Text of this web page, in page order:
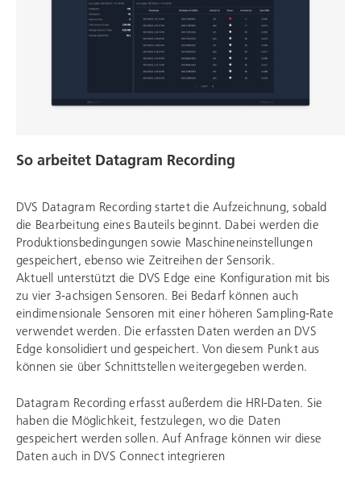
So arbeitet Datagram Recording
DVS Datagram Recording startet die Aufzeichnung, sobald
die Bearbeitung eines Bauteils beginnt. Dabei werden die
Produktionsbedingungen sowie Maschineneinstellungen
gespeichert, ebenso wie Zeitreihen der Sensorik.
Aktuell unterstützt die DVS Edge eine Konfiguration mit bis
zu vier 3-achsigen Sensoren. Bei Bedarf können auch
eindimensionale Sensoren mit einer höheren Sampling-Rate
verwendet werden. Die erfassten Daten werden an DVS
Edge konsolidiert und gespeichert. Von diesem Punkt aus
können sie über Schnittstellen weitergegeben werden.
Datagram Recording erfasst außerdem die HRI-Daten. Sie
haben die Möglichkeit, festzulegen, wo die Daten
gespeichert werden sollen. Auf Anfrage können wir diese
Daten auch in DVS Connect integrieren